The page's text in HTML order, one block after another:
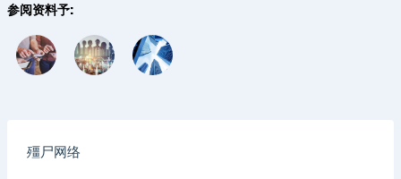
殭尸网络
参阅资料予: